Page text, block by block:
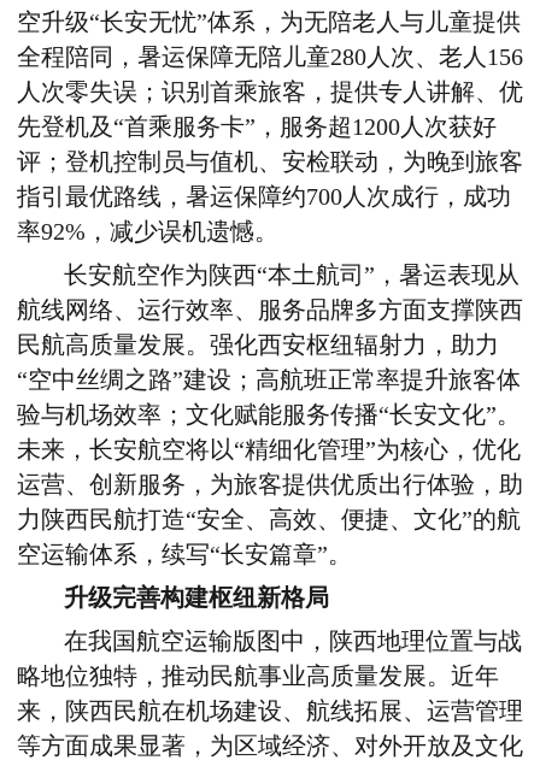
空升级“长安无忧”体系，为无陪老人与儿童提供
全程陪同，暑运保障无陪儿童280人次、老人156
人次零失误；识别首乘旅客，提供专人讲解、优
先登机及“首乘服务卡”，服务超1200人次获好
评；登机控制员与值机、安检联动，为晚到旅客
指引最优路线，暑运保障约700人次成行，成功
率92%，减少误机遗憾。
长安航空作为陕西“本土航司”，暑运表现从
航线网络、运行效率、服务品牌多方面支撑陕西
民航高质量发展。强化西安枢纽辐射力，助力
“空中丝绸之路”建设；高航班正常率提升旅客体
验与机场效率；文化赋能服务传播“长安文化”。
未来，长安航空将以“精细化管理”为核心，优化
运营、创新服务，为旅客提供优质出行体验，助
力陕西民航打造“安全、高效、便捷、文化”的航
空运输体系，续写“长安篇章”。
升级完善构建枢纽新格局
在我国航空运输版图中，陕西地理位置与战
略地位独特，推动民航事业高质量发展。近年
来，陕西民航在机场建设、航线拓展、运营管理
等方面成果显著，为区域经济、对外开放及文化